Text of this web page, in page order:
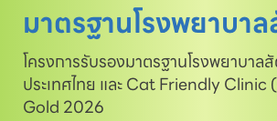
มาตรฐานโรงพยาบา
โครงการรับรองมาตรฐานโรงพยาบาล
ประเทศไทย และ Cat Friendly Clinic
Gold 2026